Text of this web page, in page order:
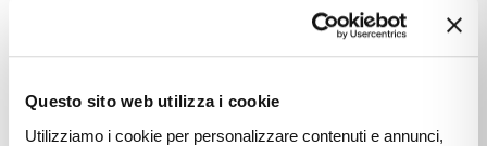
Questo sito web utilizza i cookie
Utilizziamo i cookie per personalizzare contenuti e annunci,
I cookie di marketing vengono utilizzati per tracciare i
visitatori sui siti web. La finalità è quella di presentare
annunci pubblicitari che siano rilevanti e coinvolgenti per il
inserzionisti di terze parti. Con finalità di questo tipo,
utilizziamo il servizio Facebook Advertising.